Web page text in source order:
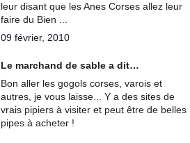
leur disant que les Anes Corses allez leur
faire du Bien ...
09 février, 2010
Le marchand de sable a dit…
Bon aller les gogols corses, varois et
autres, je vous laisse... Y a des sites de
vrais pipiers à visiter et peut être de belles
pipes à acheter !